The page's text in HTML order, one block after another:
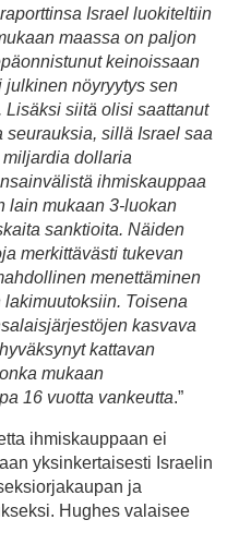
Israel luokiteltiin
maassa on paljon
keinoissaan
julkinen nöyryytys sen
siitä olisi saattanut
sillä Israel saa
dollaria
ihmiskauppaa
lain mukaan 3-luokan
sanktioita. Näiden
merkittävästi tukevan
menettäminen
Toisena
kasvava
kattavan
mukaan
16 vuotta vankeutta.”
ihmiskauppaan ei
yksinkertaisesti Israelin
ja
Hughes valaisee